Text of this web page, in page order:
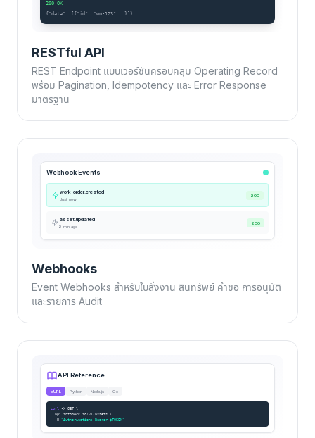
200 OK
{"data": [{"id": "wo-123"...}]}
RESTful API
REST Endpoint แบบเวอร์ชันครอบคลุม Operating Record
พร้อม Pagination, Idempotency และ Error Response
มาตรฐาน
Webhook Events
work_order.created
Just now
200
asset.updated
2 min ago
200
Webhooks
Event Webhooks สำหรับใบสั่งงาน สินทรัพย์ คำขอ การอนุมัติ
และรายการ Audit
API Reference
cURL Python Node.js Go
curl
-X GET \
api.infodeck.io/v1/assets \
-H "Authorization: Bearer $TOKEN"